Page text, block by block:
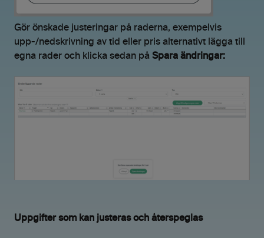
Gör önskade justeringar på raderna, exempelvis
upp-/nedskrivning av tid eller pris alternativt lägga till
egna rader och klicka sedan på Spara ändringar:
Uppgifter som kan justeras och återspeglas